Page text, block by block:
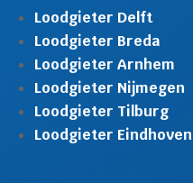
Loodgieter Delft
Loodgieter Breda
Loodgieter Arnhem
Loodgieter Nijmegen
Loodgieter Tilburg
Loodgieter Eindhoven